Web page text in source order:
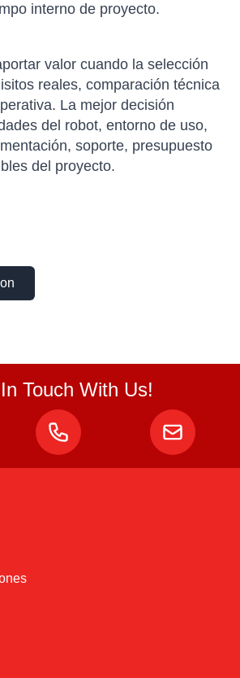
interno de proyecto.
valor cuando la selección
reales, comparación técnica
La mejor decisión
del robot, entorno de uso,
soporte, presupuesto
del proyecto.
Touch With Us!